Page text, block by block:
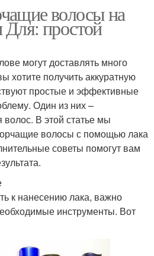
волосы на
Для: простой
могут доставлять много
хотите получить аккуратную
простые и эффективные
Один из них –
волос. В этой статье мы
волосы с помощью лака
советы помогут вам
к нанесению лака, важно
инструменты. Вот